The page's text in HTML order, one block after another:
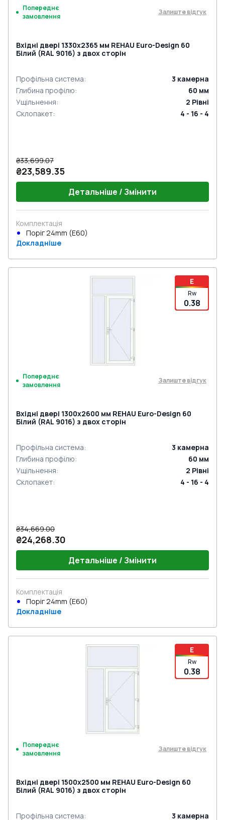
Попереднє
замовлення
Залиште відгук
Вхідні двері 1330x2365 мм REHAU Euro-Design 60
Білий (RAL 9016) з двох сторін
Профільна система: 3 камерна
Глибина профілю: 60 мм
Ущільнення: 2 Рівні
Склопакет: 4 - 16 - 4
₴33,699.07
₴23,589.35
Детальніше / Змінити
Комплектація
Поріг 24mm (E60)
Докладніше
E
Rw
0.38
Попереднє
замовлення
Залиште відгук
Вхідні двері 1300x2600 мм REHAU Euro-Design 60
Білий (RAL 9016) з двох сторін
Профільна система: 3 камерна
Глибина профілю: 60 мм
Ущільнення: 2 Рівні
Склопакет: 4 - 16 - 4
₴34,669.00
₴24,268.30
Детальніше / Змінити
Комплектація
Поріг 24mm (E60)
Докладніше
E
Rw
0.38
Попереднє
замовлення
Залиште відгук
Вхідні двері 1500x2500 мм REHAU Euro-Design 60
Білий (RAL 9016) з двох сторін
Профільна система: 3 камерна